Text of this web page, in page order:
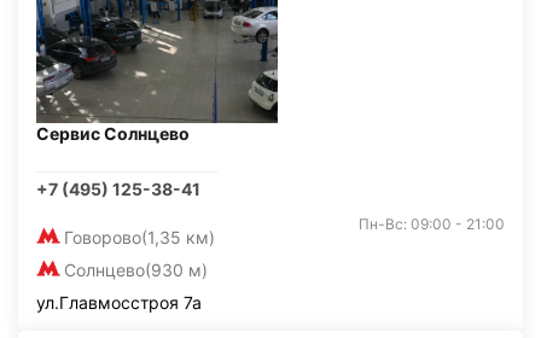
Сервис Солнцево
+7 (495) 125-38-41
Говорово(1,35 км)
Солнцево(930 м)
Пн-Вс: 09:00 - 21:00
ул.Главмосстроя 7а